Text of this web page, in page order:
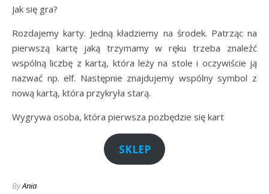
Jak się gra?
Rozdajemy karty. Jedną kładziemy na środek. Patrząc na
pierwszą kartę jaką trzymamy w ręku trzeba znaleźć
wspólną liczbę z kartą, która leży na stole i oczywiście ją
nazwać np. elf. Następnie znajdujemy wspólny symbol z
nową kartą, która przykryła starą.
Wygrywa osoba, która pierwsza pozbędzie się kart
SKLEP
ByAnia